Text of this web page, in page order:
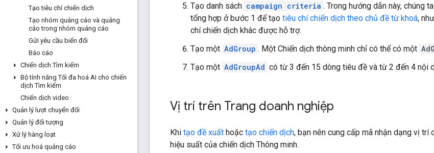
Tạo tiêu chí chiến dịch
Tạo nhóm quảng cáo và quảng
cáo trong nhóm quảng cáo
Gửi yêu cầu biến đổi
Báo cáo
Chiến dịch Tìm kiếm
Bộ tính năng Tối đa hoá AI cho chiến
dịch Tìm kiếm
Chiến dịch video
Quản lý lượt chuyển đổi
Quản lý đối tượng
Xử lý hàng loạt
Tối ưu hoá quảng cáo
Tạo danh sách campaign criteria . Trong hướng dẫn này, chúng
tổng hợp ở bước 1 để tạo tiêu chí chiến dịch theo chủ đề từ khoá,
chí chiến dịch khác được hỗ trợ.
Tạo một AdGroup . Một Chiến dịch thông minh chỉ có thể có một
Tạo một AdGroupAd có từ 3 đến 15 dòng tiêu đề và từ 2 đến 4 nội
Vị trí trên Trang doanh nghiệp
Khi tạo đề xuất hoặc tạo chiến dịch, bạn nên cung cấp mã nhận dạng vị trí
hiệu suất của chiến dịch Thông minh.